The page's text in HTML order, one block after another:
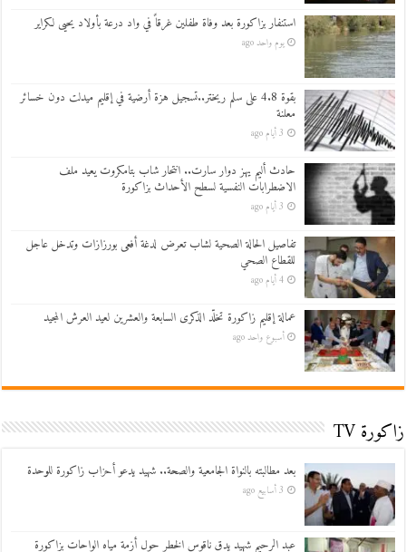
استنفار بزاكورة بعد وفاة طفلين غرقاً في واد درعة بأولاد يحيى لكراير
يوم واحد ago
بقوة 4.8 على سلم ريختر..تسجيل هزة أرضية في إقليم ميدلت دون خسائر
معلنة
3 أيام ago
حادث أليم يهز دوار سارت.. انتحار شاب بتامكروت يعيد ملف
الاضطرابات النفسية لسطح الأحداث بزاكورة
3 أيام ago
تفاصيل الحالة الصحية لشاب تعرض لدغة أفعى بورزازات وتدخل عاجل
للقطاع الصحي
4 أيام ago
عمالة إقليم زاكورة تخلّد الذكرى السابعة والعشرين لعيد العرش المجيد
أسبوع واحد ago
زاكورة TV
بعد مطالبته بالنواة الجامعية والصحة.. شهيد يدعو أحزاب زاكورة للوحدة
3 أسابيع ago
عبد الرحيم شهيد يدق ناقوس الخطر حول أزمة مياه الواحات بزاكورة